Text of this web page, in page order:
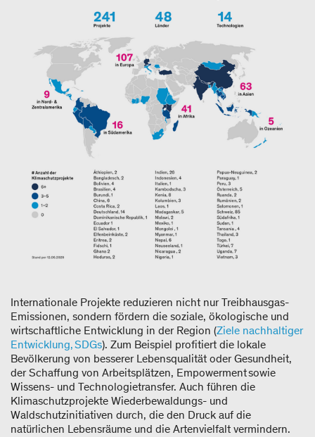
Internationale Projekte reduzieren nicht nur Treibhausgas-​
Emissionen, sondern fördern die soziale, ökologische und
wirtschaftliche Entwicklung in der Region (Ziele nachhaltiger
Entwicklung, SDGs). Zum Beispiel profitiert die lokale
Bevölkerung von besserer Lebensqualität oder Gesundheit,
der Schaffung von Arbeitsplätzen, Empowerment sowie
Wissens-​ und Technologietransfer. Auch führen die
Klimaschutzprojekte Wiederbewaldungs-​ und
Waldschutzinitiativen durch, die den Druck auf die
natürlichen Lebensräume und die Artenvielfalt vermindern.